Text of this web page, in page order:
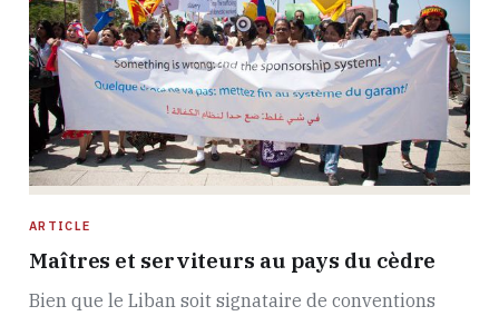
ARTICLE
Maîtres et serviteurs au pays du cèdre
Bien que le Liban soit signataire de conventions